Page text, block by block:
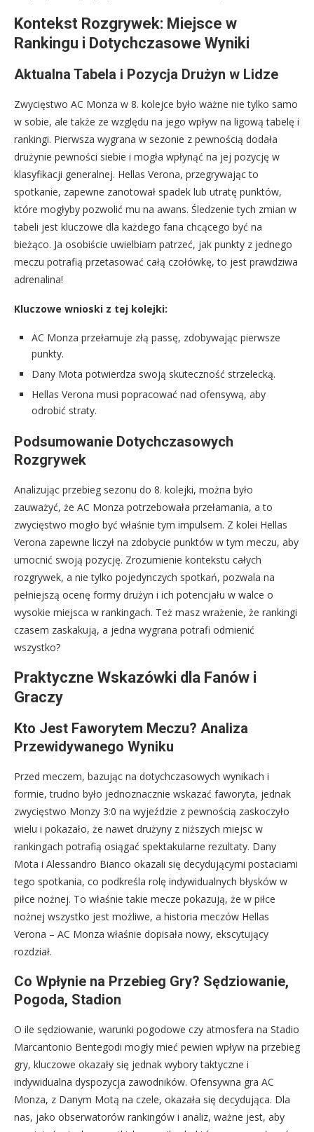
Kontekst Rozgrywek: Miejsce w
Rankingu i Dotychczasowe Wyniki
Aktualna Tabela i Pozycja Drużyn w Lidze
Zwycięstwo AC Monza w 8. kolejce było ważne nie tylko samo
w sobie, ale także ze względu na jego wpływ na ligową tabelę i
rankingi. Pierwsza wygrana w sezonie z pewnością dodała
drużynie pewności siebie i mogła wpłynąć na jej pozycję w
klasyfikacji generalnej. Hellas Verona, przegrywając to
spotkanie, zapewne zanotował spadek lub utratę punktów,
które mogłyby pozwolić mu na awans. Śledzenie tych zmian w
tabeli jest kluczowe dla każdego fana chcącego być na
bieżąco. Ja osobiście uwielbiam patrzeć, jak punkty z jednego
meczu potrafią przetasować całą czołówkę, to jest prawdziwa
adrenalina!
Kluczowe wnioski z tej kolejki:
AC Monza przełamuje złą passę, zdobywając pierwsze
punkty.
Dany Mota potwierdza swoją skuteczność strzelecką.
Hellas Verona musi popracować nad ofensywą, aby
odrobić straty.
Podsumowanie Dotychczasowych
Rozgrywek
Analizując przebieg sezonu do 8. kolejki, można było
zauważyć, że AC Monza potrzebowała przełamania, a to
zwycięstwo mogło być właśnie tym impulsem. Z kolei Hellas
Verona zapewne liczył na zdobycie punktów w tym meczu, aby
umocnić swoją pozycję. Zrozumienie kontekstu całych
rozgrywek, a nie tylko pojedynczych spotkań, pozwala na
pełniejszą ocenę formy drużyn i ich potencjału w walce o
wysokie miejsca w rankingach. Też masz wrażenie, że rankingi
czasem zaskakują, a jedna wygrana potrafi odmienić
wszystko?
Praktyczne Wskazówki dla Fanów i
Graczy
Kto Jest Faworytem Meczu? Analiza
Przewidywanego Wyniku
Przed meczem, bazując na dotychczasowych wynikach i
formie, trudno było jednoznacznie wskazać faworyta, jednak
zwycięstwo Monzy 3:0 na wyjeździe z pewnością zaskoczyło
wielu i pokazało, że nawet drużyny z niższych miejsc w
rankingach potrafią osiągać spektakularne rezultaty. Dany
Mota i Alessandro Bianco okazali się decydującymi postaciami
tego spotkania, co podkreśla rolę indywidualnych błysków w
piłce nożnej. To właśnie takie mecze pokazują, że w piłce
nożnej wszystko jest możliwe, a historia meczów Hellas
Verona – AC Monza właśnie dopisała nowy, ekscytujący
rozdział.
Co Wpłynie na Przebieg Gry? Sędziowanie,
Pogoda, Stadion
O ile sędziowanie, warunki pogodowe czy atmosfera na Stadio
Marcantonio Bentegodi mogły mieć pewien wpływ na przebieg
gry, kluczowe okazały się jednak wybory taktyczne i
indywidualna dyspozycja zawodników. Ofensywna gra AC
Monza, z Danym Motą na czele, okazała się decydująca. Dla
nas, jako obserwatorów rankingów i analiz, ważne jest, aby